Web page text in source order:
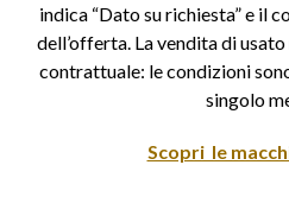
indica “Dato su richiesta” e il
dell’offerta. La vendita di
contrattuale: le condizioni
singolo
Scopri le